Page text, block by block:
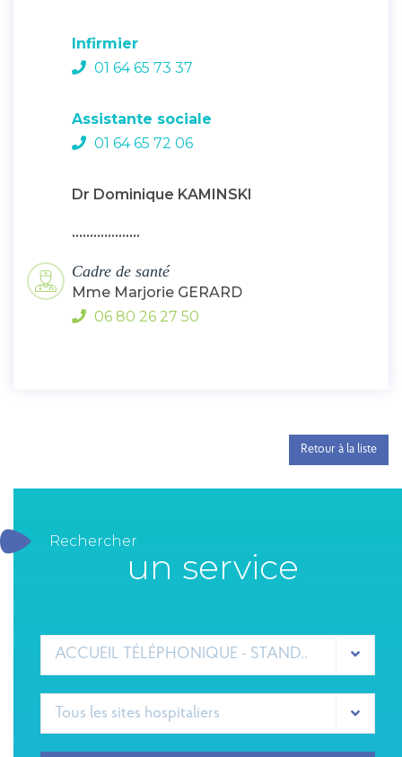
Infirmier
01 64 65 73 37
Assistante sociale
01 64 65 72 06
Dr Dominique KAMINSKI
...................
Cadre de santé
Mme Marjorie GERARD
06 80 26 27 50
Retour à la liste
Rechercher
un service
ACCUEIL TÉLÉPHONIQUE - STANDARD GHEF